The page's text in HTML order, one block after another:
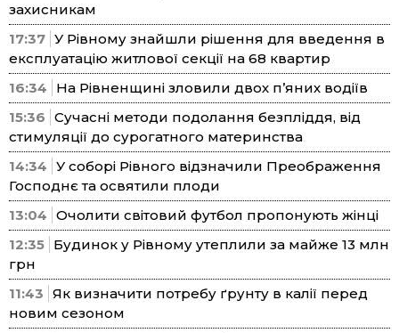
захисникам
17:37 У Рівному знайшли рішення для введення в
експлуатацію житлової секції на 68 квартир
16:34
На Рівненщині зловили двох п’яних водіїв
15:36 Сучасні методи подолання безпліддя, від
стимуляції до сурогатного материнства
14:34 У соборі Рівного відзначили Преображення
Господнє та освятили плоди
13:04 Очолити світовий футбол пропонують жінці
12:35 Будинок у Рівному утеплили за майже 13 млн
грн
11:43 Як визначити потребу ґрунту в калії перед
новим сезоном